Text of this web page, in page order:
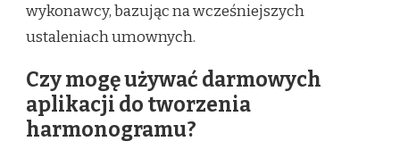
wykonawcy, bazując na wcześniejszych
ustaleniach umownych.
Czy mogę używać darmowych
aplikacji do tworzenia
harmonogramu?